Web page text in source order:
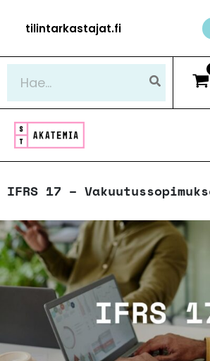
sisältöön
tilintarkastajat.fi
IFRS 17 –